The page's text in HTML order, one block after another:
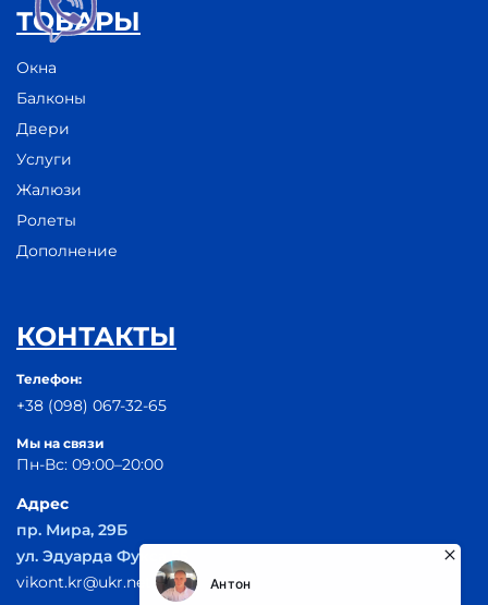
ТОВАРЫ
Окна
Балконы
Двери
Услуги
Жалюзи
Ролеты
Дополнение
КОНТАКТЫ
Телефон:
+38 (098) 067-32-65
Мы на связи
Пн-Вс: 09:00–20:00
Адрес
пр. Мира, 29Б
ул. Эдуарда Фукса 55
vikont.kr@ukr.net